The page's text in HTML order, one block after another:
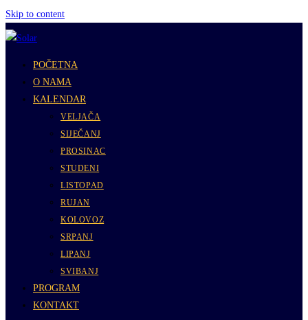
Skip to content
POČETNA
O NAMA
KALENDAR
VELJAČA
SIJEČANJ
PROSINAC
STUDENI
LISTOPAD
RUJAN
KOLOVOZ
SRPANJ
LIPANJ
SVIBANJ
PROGRAM
KONTAKT